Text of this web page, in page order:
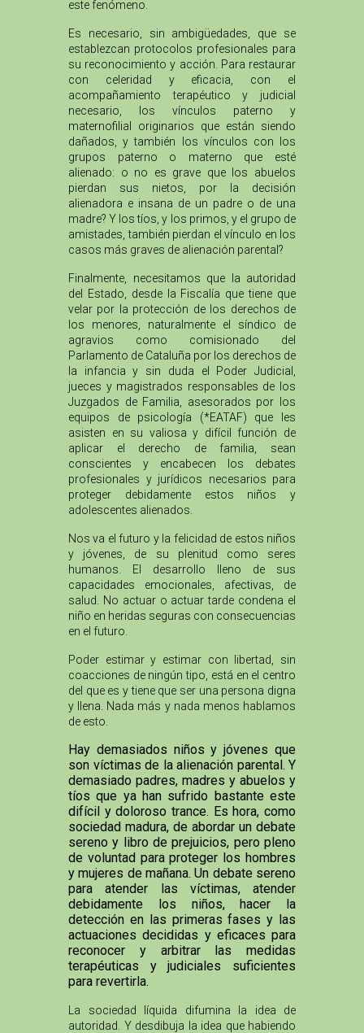
este fenómeno.
Es necesario, sin ambigüedades, que se
establezcan protocolos profesionales para
su reconocimiento y acción. Para restaurar
con celeridad y eficacia, con el
acompañamiento terapéutico y judicial
necesario, los vínculos paterno y
maternofilial originarios que están siendo
dañados, y también los vínculos con los
grupos paterno o materno que esté
alienado: o no es grave que los abuelos
pierdan sus nietos, por la decisión
alienadora e insana de un padre o de una
madre? Y los tíos, y los primos, y el grupo de
amistades, también pierdan el vínculo en los
casos más graves de alienación parental?
Finalmente, necesitamos que la autoridad
del Estado, desde la Fiscalía que tiene que
velar por la protección de los derechos de
los menores, naturalmente el síndico de
agravios como comisionado del
Parlamento de Cataluña por los derechos de
la infancia y sin duda el Poder Judicial,
jueces y magistrados responsables de los
Juzgados de Familia, asesorados por los
equipos de psicología (*EATAF) que les
asisten en su valiosa y difícil función de
aplicar el derecho de familia, sean
conscientes y encabecen los debates
profesionales y jurídicos necesarios para
proteger debidamente estos niños y
adolescentes alienados.
Nos va el futuro y la felicidad de estos niños
y jóvenes, de su plenitud como seres
humanos. El desarrollo lleno de sus
capacidades emocionales, afectivas, de
salud. No actuar o actuar tarde condena el
niño en heridas seguras con consecuencias
en el futuro.
Poder estimar y estimar con libertad, sin
coacciones de ningún tipo, está en el centro
del que es y tiene que ser una persona digna
y llena. Nada más y nada menos hablamos
de esto.
Hay demasiados niños y jóvenes que
son víctimas de la alienación parental. Y
demasiado padres, madres y abuelos y
tíos que ya han sufrido bastante este
difícil y doloroso trance. Es hora, como
sociedad madura, de abordar un debate
sereno y libro de prejuicios, pero pleno
de voluntad para proteger los hombres
y mujeres de mañana. Un debate sereno
para atender las víctimas, atender
debidamente los niños, hacer la
detección en las primeras fases y las
actuaciones decididas y eficaces para
reconocer y arbitrar las medidas
terapéuticas y judiciales suficientes
para revertirla.
La sociedad líquida difumina la idea de
autoridad. Y desdibuja la idea que habiendo